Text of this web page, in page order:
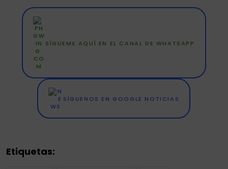
SÍGUEME AQUÍ EN EL CANAL DE WHATSAPP
SÍGUENOS EN GOOGLE NOTICIAS
Etiquetas: